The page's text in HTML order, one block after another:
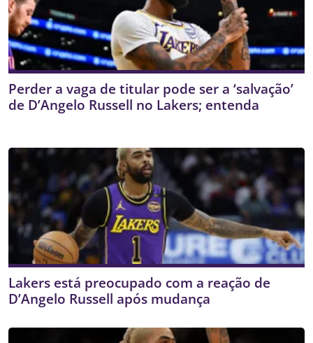
Perder a vaga de titular pode ser a ‘salvação’
de D’Angelo Russell no Lakers; entenda
Lakers está preocupado com a reação de
D’Angelo Russell após mudança